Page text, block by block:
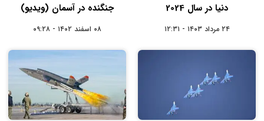
دنیا در سال 2024
۲۴ مرداد ۱۴۰۳ - ۱۲:۳۱
جنگنده در آسمان (ویدیو)
۰۸ اسفند ۱۴۰۲ - ۰۹:۲۸